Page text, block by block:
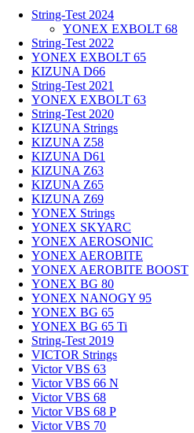
THE
PLAYER
String-Test 2024
YONEX EXBOLT 68
String-Test 2022
YONEX EXBOLT 65
KIZUNA D66
String-Test 2021
YONEX EXBOLT 63
String-Test 2020
KIZUNA Strings
KIZUNA Z58
KIZUNA D61
KIZUNA Z63
KIZUNA Z65
KIZUNA Z69
YONEX Strings
YONEX SKYARC
YONEX AEROSONIC
YONEX AEROBITE
YONEX AEROBITE BOOST
YONEX BG 80
YONEX NANOGY 95
YONEX BG 65
YONEX BG 65 Ti
String-Test 2019
VICTOR Strings
Victor VBS 63
Victor VBS 66 N
Victor VBS 68
Victor VBS 68 P
Victor VBS 70